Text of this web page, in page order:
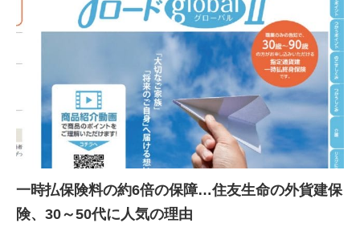
REAL ESTATE BROKERAGE JOURNAL
SMART MARKETING JOURNAL
BPaaS JOURNAL
ADOPTABLE DOG JOURNAL
一時払保険料の約6倍の保障…住友生命の外貨建保
険、30～50代に人気の理由